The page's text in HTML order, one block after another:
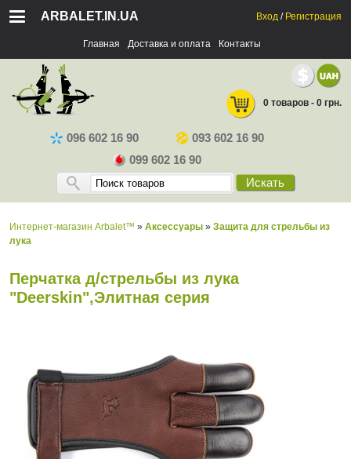
ARBALET.IN.UA
Главная Доставка и оплата Контакты
Вход / Регистрация
096 602 16 90
093 602 16 90
099 602 16 90
Искать
0 товаров - 0 грн.
Интернет-магазин Arbalet™ » Аксессуары » Защита для стрельбы из
лука
Перчатка д/стрельбы из лука
"Deerskin",Элитная серия